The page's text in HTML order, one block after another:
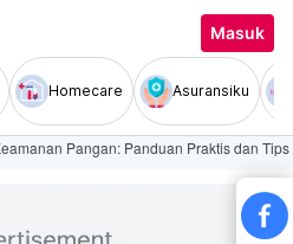
Masuk
Homecare Asuransiku
Pangan: Panduan Praktis dan